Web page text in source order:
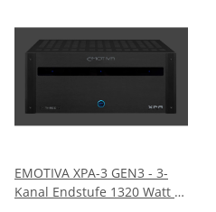
EMOTIVA XPA-3 GEN3 - 3-
Kanal Endstufe 1320 Watt |